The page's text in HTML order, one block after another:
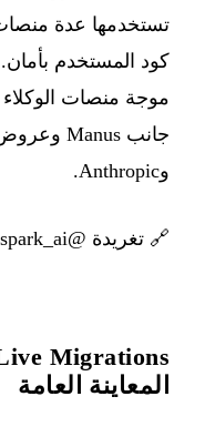
تستخدمها عدة منصات
وAnthropic.
🔗 تغريدة @genspark_ai التي تنقل اقتباس E2B
المعاينة العامة